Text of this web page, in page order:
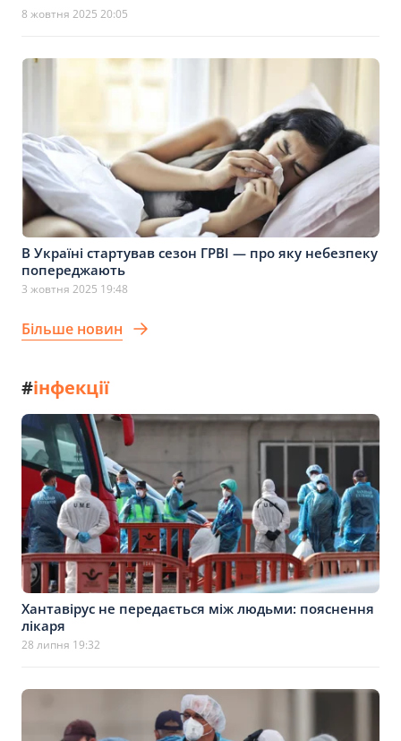
8 жовтня 2025 20:05
В Україні стартував сезон ГРВІ — про яку небезпеку
попереджають
3 жовтня 2025 19:48
Більше новин
#інфекції
Хантавірус не передається між людьми: пояснення
лікаря
28 липня 19:32